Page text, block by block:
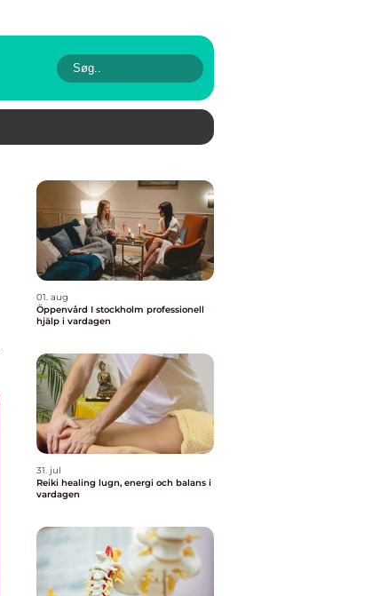
01. aug
Öppenvård I stockholm professionell
hjälp i vardagen
31. jul
Reiki healing lugn, energi och balans i
vardagen